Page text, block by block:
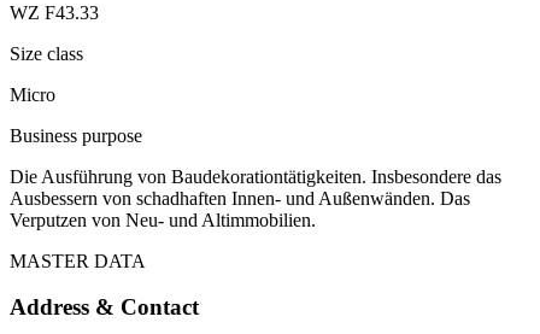
WZ F43.33
Size class
Micro
Business purpose
Die Ausführung von Baudekorationtätigkeiten. Insbesondere das
Ausbessern von schadhaften Innen- und Außenwänden. Das
Verputzen von Neu- und Altimmobilien.
MASTER DATA
Address & Contact